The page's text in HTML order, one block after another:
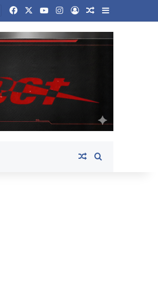
FacebookYouTubeInstagram
Log InRandom Article
Sidebar
Random Article